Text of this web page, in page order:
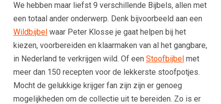
We hebben maar liefst 9 verschillende Bijbels, allen met
een totaal ander onderwerp. Denk bijvoorbeeld aan een
Wildbijbelwaar Peter Klosse je gaat helpen bij het
kiezen, voorbereiden en klaarmaken van al het gangbare,
in Nederland te verkrijgen wild. Of een Stoofbijbelmet
meer dan 150 recepten voor de lekkerste stoofpotjes.
Mocht de gelukkige krijger fan zijn zijn er genoeg
mogelijkheden om de collectie uit te bereiden. Zo is er